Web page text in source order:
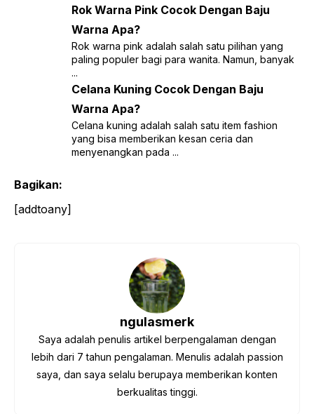
Rok Warna Pink Cocok Dengan Baju
Warna Apa?
Rok warna pink adalah salah satu pilihan yang
paling populer bagi para wanita. Namun, banyak
...
Celana Kuning Cocok Dengan Baju
Warna Apa?
Celana kuning adalah salah satu item fashion
yang bisa memberikan kesan ceria dan
menyenangkan pada ...
Bagikan:
[addtoany]
ngulasmerk
Saya adalah penulis artikel berpengalaman dengan
lebih dari 7 tahun pengalaman. Menulis adalah passion
saya, dan saya selalu berupaya memberikan konten
berkualitas tinggi.